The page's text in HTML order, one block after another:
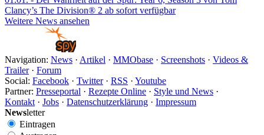
Clancy’s The Division® 2 ab sofort verfügbar
Weitere News ansehen
Navigation: News · Artikel · MMObase · Screenshots · Videos &
Trailer· Forum
Social: Facebook · Twitter· RSS · Youtube
Partner: Presseportal · Rezepte Online · Style und News ·
Kontakt · Jobs · Datenschutzerklärung · Impressum
Newsletter
Eintragen